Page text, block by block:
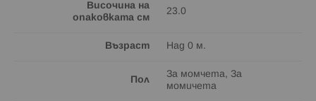
Височина на
опаковката см
23.0
Възраст Над 0 м.
Пол
За момчета, За
момичета